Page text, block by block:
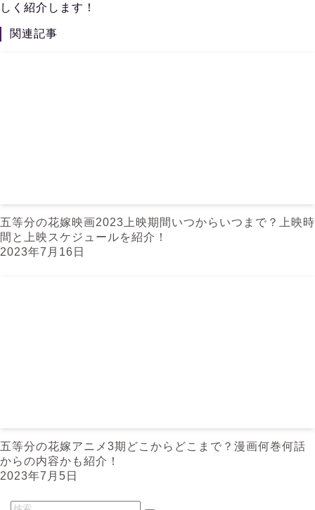
しく紹介します！
関連記事
五等分の花嫁映画2023上映期間いつからいつまで？上映時
間と上映スケジュールを紹介！
2023年7月16日
五等分の花嫁アニメ3期どこからどこまで？漫画何巻何話
からの内容かも紹介！
2023年7月5日